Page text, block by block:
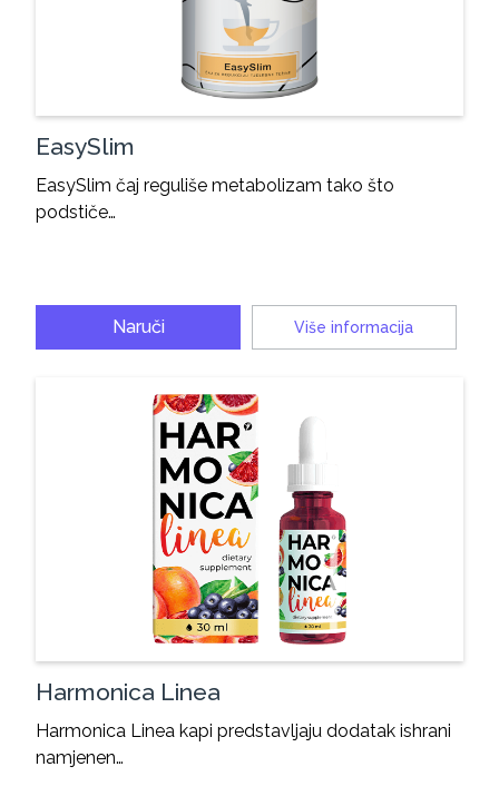
EasySlim
EasySlim čaj reguliše metabolizam tako što
podstiče…
Naruči Više informacija
Harmonica Linea
Harmonica Linea kapi predstavljaju dodatak ishrani
namjenen…